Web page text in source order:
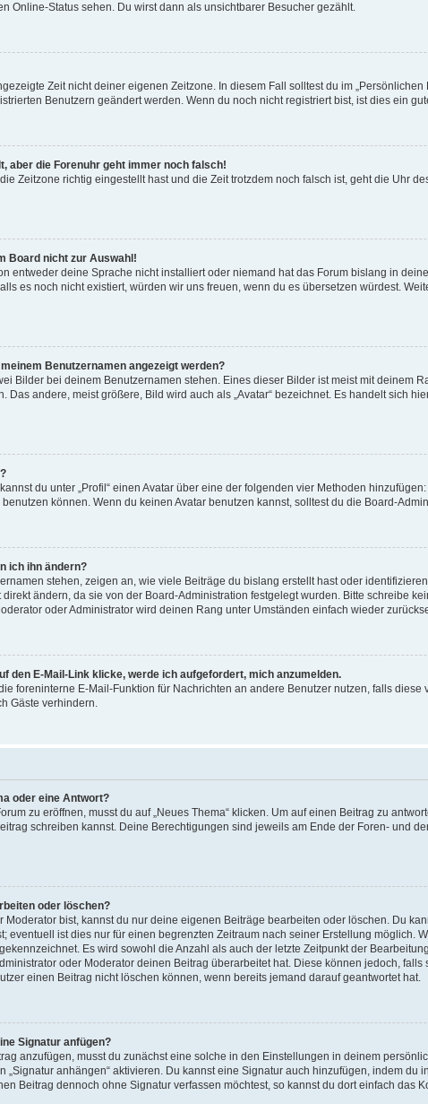
Online-Status sehen. Du wirst dann als unsichtbarer Besucher gezählt.
Zeit nicht deiner eigenen Zeitzone. In diesem Fall solltest du im
Benutzern geändert werden. Wenn du noch nicht registriert bist, ist dies ein
aber die Forenuhr geht immer noch falsch!
Zeitzone richtig eingestellt hast und die Zeit trotzdem noch falsch ist, geht die Uhr
Board nicht zur Auswahl!
entweder deine Sprache nicht installiert oder niemand hat das Forum bislang in
es noch nicht existiert, würden wir uns freuen, wenn du es übersetzen würdest.
Benutzernamen angezeigt werden?
Bilder bei deinem Benutzernamen stehen. Eines dieser Bilder ist meist mit deinem
Das andere, meist größere, Bild wird auch als „Avatar“ bezeichnet. Es handelt sich
du unter „Profil“ einen Avatar über eine der folgenden vier Methoden
können. Wenn du keinen Avatar benutzen kannst, solltest du die Board-
ich ihn ändern?
stehen, zeigen an, wie viele Beiträge du bislang erstellt hast oder
ändern, da sie von der Board-Administration festgelegt wurden. Bitte schreibe
oder Administrator wird deinen Rang unter Umständen einfach wieder
den E-Mail-Link klicke, werde ich aufgefordert, mich anzumelden.
foreninterne E-Mail-Funktion für Nachrichten an andere Benutzer nutzen, falls
Gäste verhindern.
oder eine Antwort?
zu eröffnen, musst du auf „Neues Thema“ klicken. Um auf einen Beitrag zu
schreiben kannst. Deine Berechtigungen sind jeweils am Ende der Foren- und
oder löschen?
Moderator bist, kannst du nur deine eigenen Beiträge bearbeiten oder löschen. Du
eventuell ist dies nur für einen begrenzten Zeitraum nach seiner Erstellung möglich.
Es wird sowohl die Anzahl als auch der letzte Zeitpunkt der
oder Moderator deinen Beitrag überarbeitet hat. Diese können jedoch,
einen Beitrag nicht löschen können, wenn bereits jemand darauf geantwortet hat.
Signatur anfügen?
anzufügen, musst du zunächst eine solche in den Einstellungen in deinem
„Signatur anhängen“ aktivieren. Du kannst eine Signatur auch hinzufügen, indem
Beitrag dennoch ohne Signatur verfassen möchtest, so kannst du dort einfach das